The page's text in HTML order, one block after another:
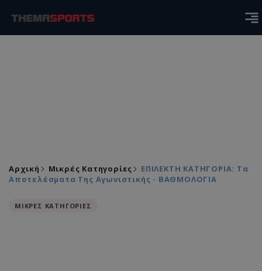
Αρχική Μικρές Κατηγορίες
ΕΠΙΛΕΚΤΗ ΚΑΤΗΓΟΡΙΑ: Τα
Αποτελέσματα Της Αγωνιστικής - ΒΑΘΜΟΛΟΓΙΑ
ΜΙΚΡΕΣ ΚΑΤΗΓΟΡΙΕΣ